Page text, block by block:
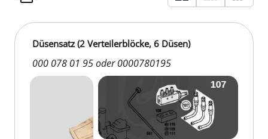
Düsensatz (2 Verteilerblöcke, 6 Düsen)
000 078 01 95 oder 0000780195